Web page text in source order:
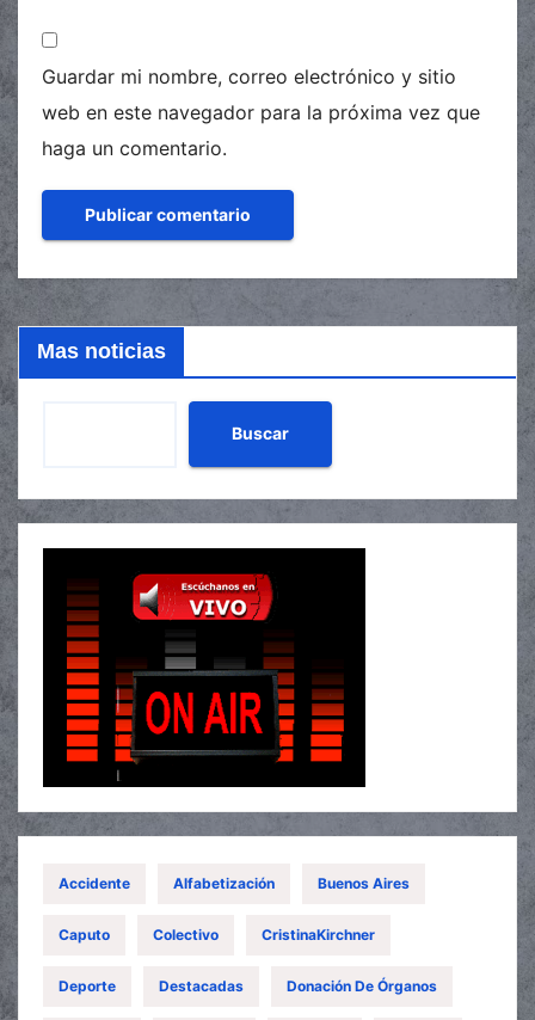
Guardar mi nombre, correo electrónico y sitio
web en este navegador para la próxima vez que
haga un comentario.
Mas noticias
Buscar
Accidente Alfabetización Buenos Aires
Caputo Colectivo CristinaKirchner
Deporte Destacadas Donación De Órganos